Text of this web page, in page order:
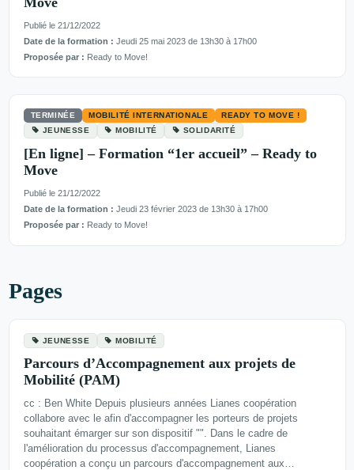
Publié le 21/12/2022
Date de la formation : Jeudi 25 mai 2023 de 13h30 à 17h00
Proposée par : Ready to Move!
TERMINÉE MOBILITÉ INTERNATIONALE
READY TO MOVE !
JEUNESSE
MOBILITÉ SOLIDARITÉ
[En ligne] – Formation “1er accueil” – Ready to
Move
Publié le 21/12/2022
Date de la formation : Jeudi 23 février 2023 de 13h30 à 17h00
Proposée par : Ready to Move!
Pages
JEUNESSE MOBILITÉ
Parcours d’Accompagnement aux projets de
Mobilité (PAM)
cc : Ben White Depuis plusieurs années Lianes coopération
collabore avec le afin d'accompagner les porteurs de projets
souhaitant émarger sur son dispositif "". Dans le cadre de
l'amélioration du processus d'accompagnement, Lianes
coopération a conçu un parcours d'accompagnement aux…